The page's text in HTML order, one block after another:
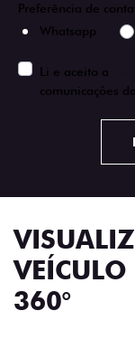
Preferência de
Whatsapp
Li e aceito a
comunicações
VEÍCULO
360°